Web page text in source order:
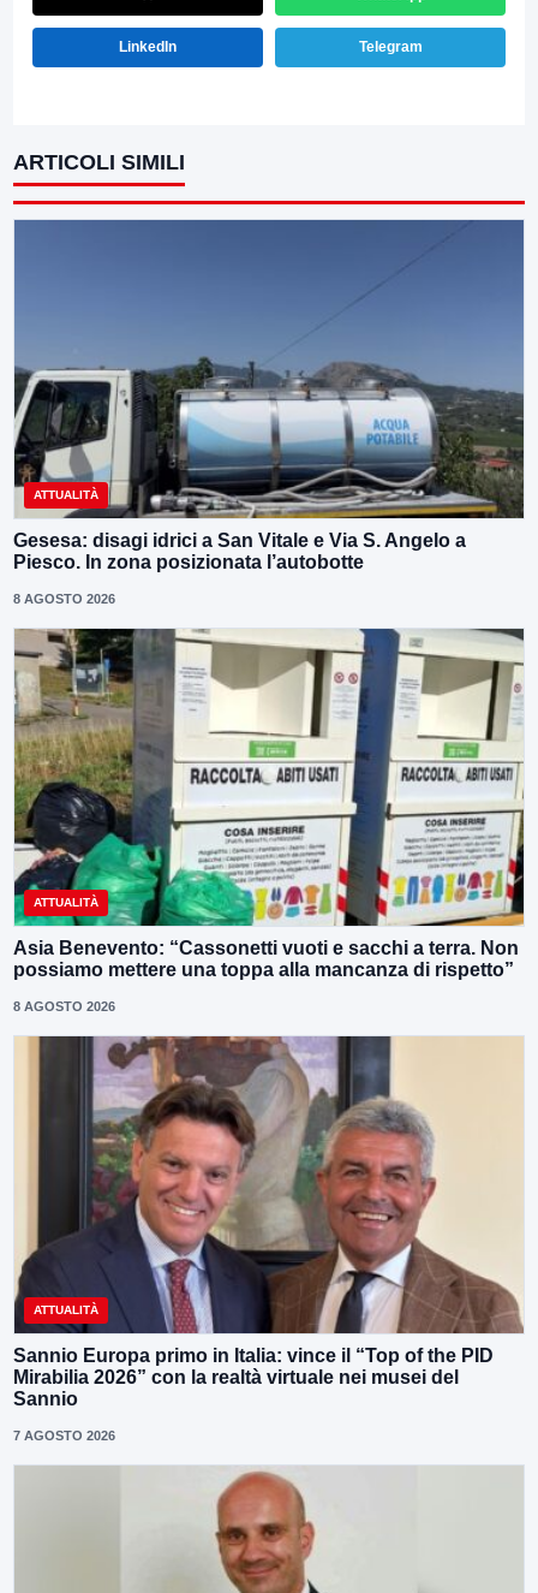
LinkedIn Telegram
ARTICOLI SIMILI
ATTUALITÀ
Gesesa: disagi idrici a San Vitale e Via S. Angelo a
Piesco. In zona posizionata l’autobotte
8 AGOSTO 2026
ATTUALITÀ
Asia Benevento: “Cassonetti vuoti e sacchi a terra. Non
possiamo mettere una toppa alla mancanza di rispetto”
8 AGOSTO 2026
ATTUALITÀ
Sannio Europa primo in Italia: vince il “Top of the PID
Mirabilia 2026” con la realtà virtuale nei musei del
Sannio
7 AGOSTO 2026